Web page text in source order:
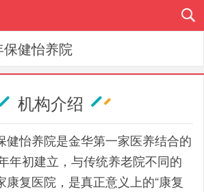
健怡养院
机构介绍
健怡养院是金华第一家医养结合的
年初建立，与传统养老院不同的
康复医院，是真正意义上的“康复